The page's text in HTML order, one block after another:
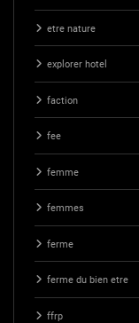
etre nature
explorer hotel
faction
fee
femme
femmes
ferme
ferme du bien etre
ffrp